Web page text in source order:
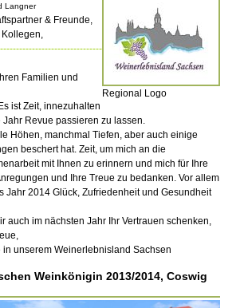
Regional Logo
Langner
& Freunde,
Familien und
ist Zeit, innezuhalten
Revue passieren zu lassen.
Höhen, manchmal Tiefen, aber auch einige
beschert hat. Zeit, um mich an die
mit Ihnen zu erinnern und mich für Ihre
und Ihre Treue zu bedanken. Vor allem
Jahr 2014 Glück, Zufriedenheit und Gesundheit
auch im nächsten Jahr Ihr Vertrauen schenken,
unserem Weinerlebnisland Sachsen
Weinkönigin 2013/2014, Coswig